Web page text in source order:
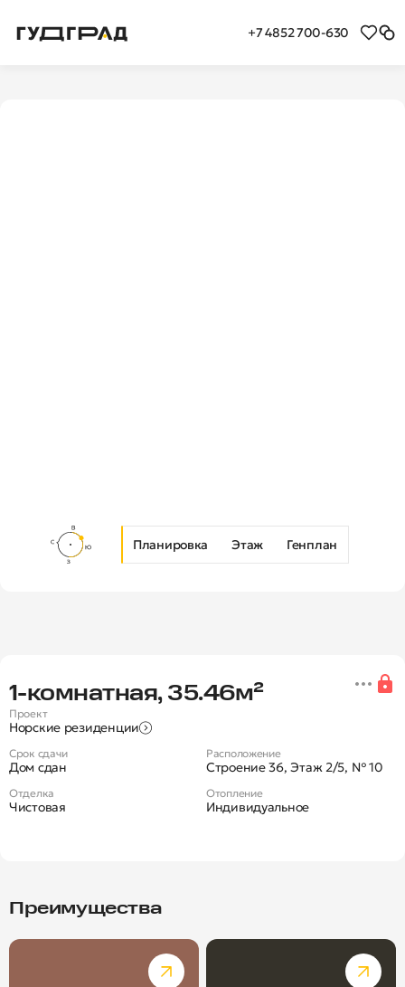
+7 4852 700-630
Планировка Этаж Генплан
Новая 1-комнатная квартира в
1‑комнатная, 35.46м²
Проект
Норские резиденции
Срок сдачи
Дом сдан
Расположение
Строение 36, Этаж 2/5, № 10
Отделка
Чистовая
Отопление
Индивидуальное
Преимущества